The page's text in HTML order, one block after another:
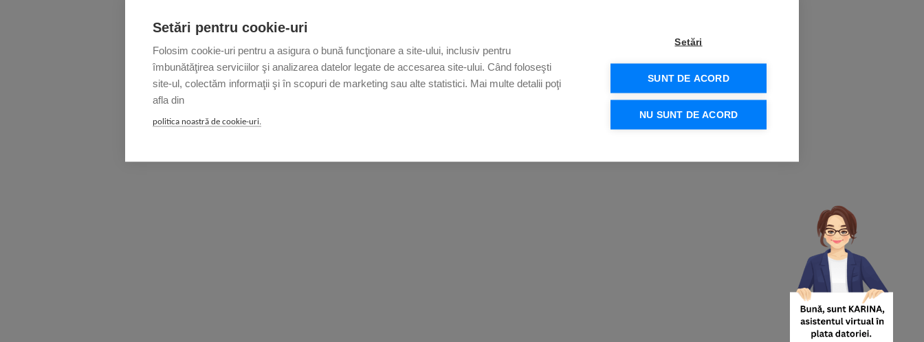
Setări pentru cookie-uri
Folosim cookie-uri pentru a asigura o bună funcţionare a site-ului, inclusiv pentru
îmbunătăţirea serviciilor şi analizarea datelor legate de accesarea site-ului. Când foloseşti
site-ul, colectăm informaţii şi în scopuri de marketing sau alte statistici. Mai multe detalii poţi
afla din
politica noastră de cookie-uri.
Setări
SUNT DE ACORD
NU SUNT DE ACORD